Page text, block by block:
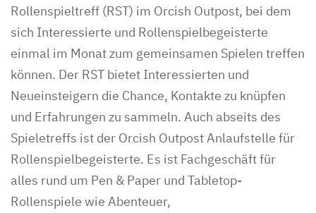
Rollenspieltreff (RST) im Orcish Outpost, bei dem
sich Interessierte und Rollenspielbegeisterte
einmal im Monat zum gemeinsamen Spielen treffen
können. Der RST bietet Interessierten und
Neueinsteigern die Chance, Kontakte zu knüpfen
und Erfahrungen zu sammeln. Auch abseits des
Spieletreffs ist der Orcish Outpost Anlaufstelle für
Rollenspielbegeisterte. Es ist Fachgeschäft für
alles rund um Pen & Paper und Tabletop-
Rollenspiele wie Abenteuer,